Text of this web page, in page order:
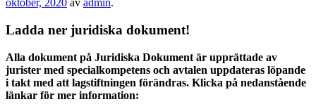
oktober, 2020 av admin.
Ladda ner juridiska dokument!
Alla dokument på Juridiska Dokument är upprättade av
jurister med specialkompetens och avtalen uppdateras löpande
i takt med att lagstiftningen förändras. Klicka på nedanstående
länkar för mer information: